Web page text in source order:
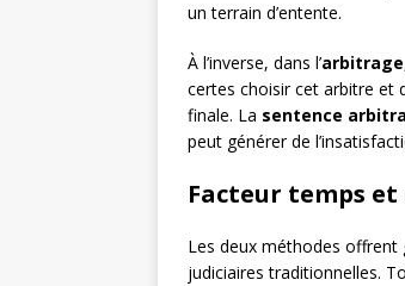
un terrain d’entente.
À l’inverse, dans l’arbitrage
certes choisir cet arbitre et
finale. La sentence
peut générer de
Facteur temps
Les deux méthodes offrent
judiciaires traditionnelles.